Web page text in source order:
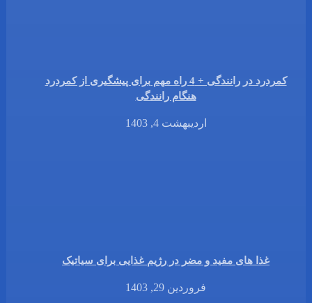
کمردرد در رانندگی + 4 راه مهم برای پیشگیری از کمردرد
هنگام رانندگی
اردیبهشت 4, 1403
غذا های مفید و مضر در رژیم غذایی برای سیاتیک
فروردین 29, 1403